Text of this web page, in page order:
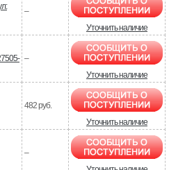
–
Уточнить наличие
–
Уточнить наличие
482 руб.
Уточнить наличие
–